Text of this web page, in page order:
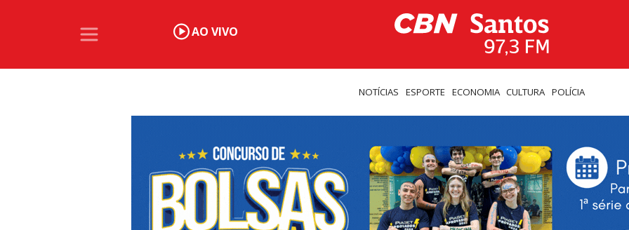
AO VIVO
NOTÍCIAS ESPORTE ECONOMIA CULTURA POLÍCIA